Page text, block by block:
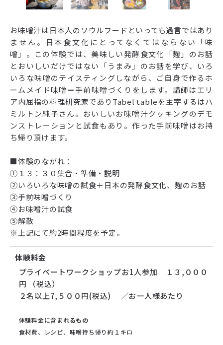
お味噌汁は日本人のソウルフードといっても過言ではあり
ません。日本食文化にとってなくてはならない「味
噌」。この体験では、美味しい発酵食文化「麹」のお話
とおいしいだけではない「うまみ」のお話を学び、いろ
いろな味噌のテイスティングしながら、ご自身で作るホ
ームメイド味噌＝手前味噌づくりをします。講師はエリ
ア内屈指の料理研究家でありTabel tableを主宰するはハ
ミルトン純子さん。おいしいお味噌汁クッキングのデモ
ンストレーションと試食もあり。作った手前味噌はお持
ち帰り頂けます。
■体験のながれ：
①１３：３０集合・準備・説明
②いろいろな味噌の試食＋日本の発酵食文化、麹のお話
③手前味噌づくり
④お味噌汁の試食
⑤解散
※上記にて約2時間程度を予定。
体験料金
プライベートワークショップお1人参加 １３,０００
円 （税込）
２名以上7,５００円(税込) ／お一人様あたり
体験料金に含まれるもの
食材費、レシピ、味噌持ち帰り約１キロ